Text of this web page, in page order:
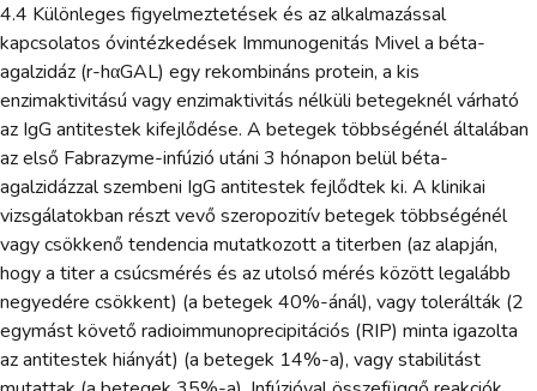
4.4 Különleges figyelmeztetések és az alkalmazással
kapcsolatos óvintézkedések Immunogenitás Mivel a béta-
agalzidáz (r-hαGAL) egy rekombináns protein, a kis
enzimaktivitású vagy enzimaktivitás nélküli betegeknél várható
az IgG antitestek kifejlődése. A betegek többségénél általában
az első Fabrazyme-infúzió utáni 3 hónapon belül béta-
agalzidázzal szembeni IgG antitestek fejlődtek ki. A klinikai
vizsgálatokban részt vevő szeropozitív betegek többségénél
vagy csökkenő tendencia mutatkozott a titerben (az alapján,
hogy a titer a csúcsmérés és az utolsó mérés között legalább
negyedére csökkent) (a betegek 40%-ánál), vagy tolerálták (2
egymást követő radioimmunoprecipitációs (RIP) minta igazolta
az antitestek hiányát) (a betegek 14%-a), vagy stabilitást